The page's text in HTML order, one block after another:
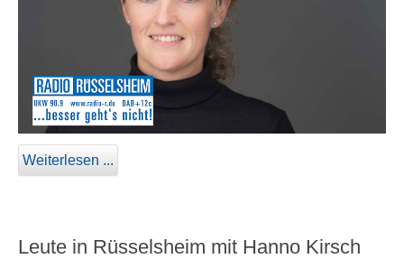
Weiterlesen ...
Leute in Rüsselsheim mit Hanno Kirsch